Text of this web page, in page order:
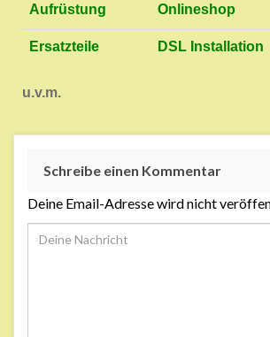
Aufrüstung Onlineshop
Ersatzteile DSL Installation
u.v.m.
Schreibe einen Kommentar
Deine Email-Adresse wird nicht